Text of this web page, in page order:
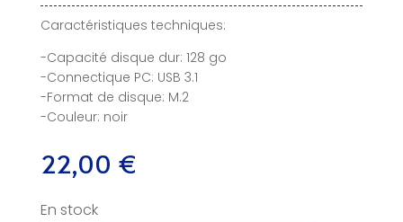
Caractéristiques techniques:
-Capacité disque dur: 128 go
-Connectique PC: USB 3.1
-Format de disque: M.2
-Couleur: noir
22,00 €
En stock